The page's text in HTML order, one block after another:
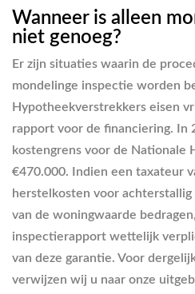
Wanneer is alleen
niet genoeg?
Er zijn situaties waarin de
mondelinge inspectie worden
Hypotheekverstrekkers eisen
rapport voor de financiering. In
kostengrens voor de Nationale
€470.000. Indien een taxateur
herstelkosten voor
van de woningwaarde
inspectierapport wettelijk
van deze garantie. Voor
verwijzen wij u naar onze